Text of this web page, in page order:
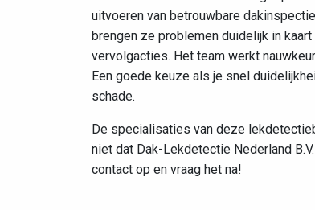
uitvoeren van betrouwbare
brengen ze problemen duidelijk in
vervolgacties. Het team werkt
Een goede keuze als je snel
schade.
De specialisaties van deze
niet dat Dak-Lekdetectie Nederland
contact op en vraag het na!